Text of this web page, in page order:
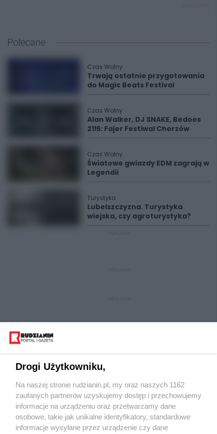
Polecane
Czas Wolny
Trwają ostatnie przygotowania
do Magic Beats Festival
Czas Wolny
Alan Walker, DJ SNAKE, Bedoes
2115: Fajer Festiwal Chorzów
Czas Wolny
Światowe gwiazdy EDM zagrają w
Legendii
Turystyka
Lubelszczyzna. Turystyka
wiejska, czy agroturystyka?
Wydawca mediów lokalnych
Drogi Użytkowniku,
Na naszej stronie rudzianin.pl, my oraz naszych 1162
zaufanych partnerów uzyskujemy dostęp i przechowujemy
informacje na urządzeniu oraz przetwarzamy dane
osobowe, takie jak unikalne identyfikatory, standardowe
informacje wysyłane przez urządzenie czy dane